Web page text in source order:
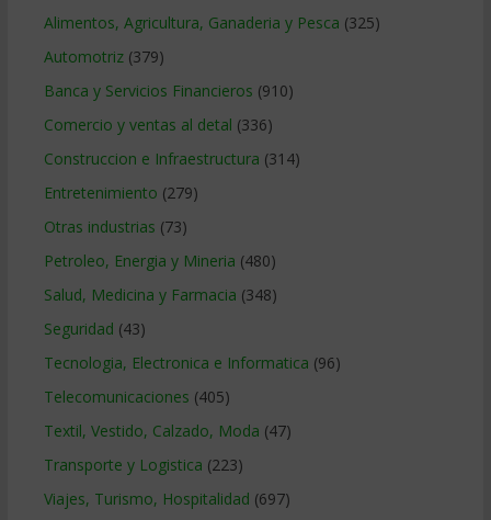
Alimentos, Agricultura, Ganaderia y Pesca (325)
Automotriz(379)
Banca y Servicios Financieros (910)
Comercio y ventas al detal (336)
Construccion e Infraestructura (314)
Entretenimiento (279)
Otras industrias (73)
Petroleo, Energia y Mineria (480)
Salud, Medicina y Farmacia (348)
Seguridad (43)
Tecnologia, Electronica e Informatica (96)
Telecomunicaciones (405)
Textil, Vestido, Calzado, Moda (47)
Transporte y Logistica (223)
Viajes, Turismo, Hospitalidad (697)